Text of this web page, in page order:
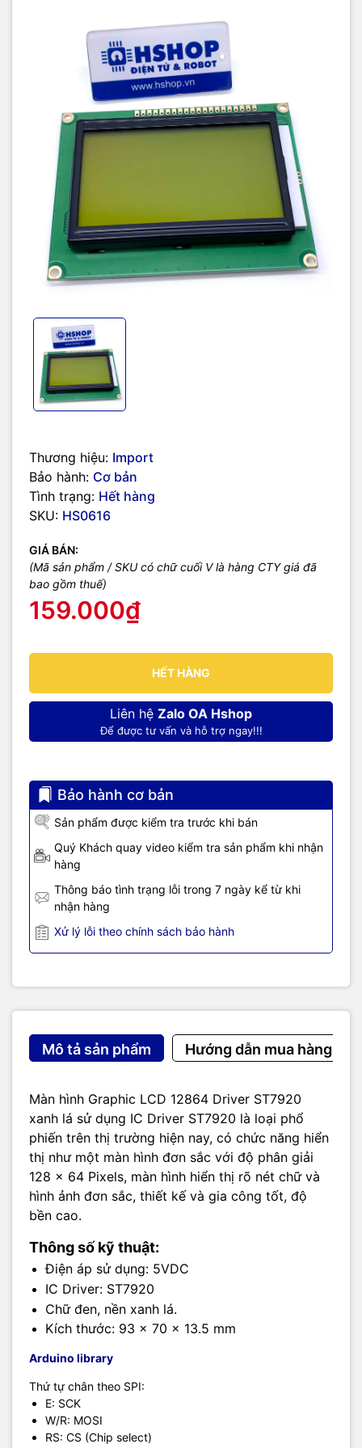
Thương hiệu: Import
Bảo hành: Cơ bản
Tình trạng: Hết hàng
SKU: HS0616
GIÁ BÁN:
(Mã sản phẩm / SKU có chữ cuối V là hàng CTY giá đã
bao gồm thuế)
159.000₫
HẾT HÀNG
Liên hệ Zalo OA Hshop
Để được tư vấn và hỗ trợ ngay!!!
Bảo hành cơ bản
Sản phẩm được kiểm tra trước khi bán
Quý Khách quay video kiểm tra sản phẩm khi nhận
hàng
Thông báo tình trạng lỗi trong 7 ngày kể từ khi
nhận hàng
Xử lý lỗi theo chính sách bảo hành
Mô tả sản phẩm Hướng dẫn mua hàng
Màn hình Graphic LCD 12864 Driver ST7920
xanh lá sử dụng IC Driver ST7920 là loại phổ
phiến trên thị trường hiện nay, có chức năng hiển
thị như một màn hình đơn sắc với độ phân giải
128 x 64 Pixels, màn hình hiển thị rõ nét chữ và
hình ảnh đơn sắc, thiết kế và gia công tốt, độ
bền cao.
Thông số kỹ thuật:
Điện áp sử dụng: 5VDC
IC Driver: ST7920
Chữ đen, nền xanh lá.
Kích thước: 93 x 70 x 13.5 mm
Arduino library
Thứ tự chân theo SPI:
E: SCK
W/R: MOSI
RS: CS (Chip select)
RS: CS (Chip select)
LCD12864 ở chân PSB chọn chế độ hoạt động SPI(mức
LOW) hay Parallel (mức HIGH) đã được nối lên mức cao
qua trở 0 Ohm R9 . Khi thiết kế PCB hay thí nghiệm chú
ý khi chọn chế độ SPI không nối chân PSB với GND sẽ
cháy LCD, mà phải tháo trở R9 ra trước !!!